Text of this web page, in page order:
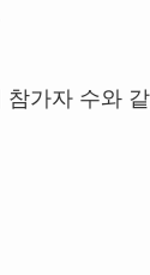
가자 수와